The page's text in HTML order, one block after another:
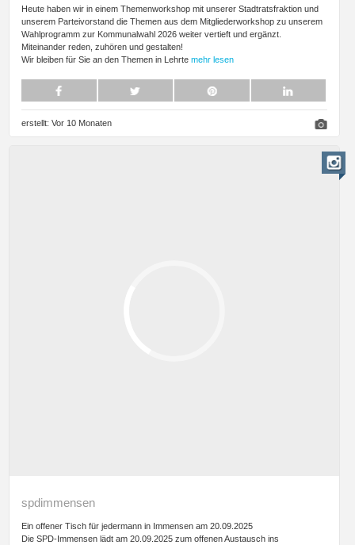
Heute haben wir in einem Themenworkshop mit unserer Stadtratsfraktion und
unserem Parteivorstand die Themen aus dem Mitgliederworkshop zu unserem
Wahlprogramm zur Kommunalwahl 2026 weiter vertieft und ergänzt.
Miteinander reden, zuhören und gestalten!
Wir bleiben für Sie an den Themen in Lehrte mehr lesen
erstellt: Vor 10 Monaten
spdimmensen
Ein offener Tisch für jedermann in Immensen am 20.09.2025
Die SPD-Immensen lädt am 20.09.2025 zum offenen Austausch ins